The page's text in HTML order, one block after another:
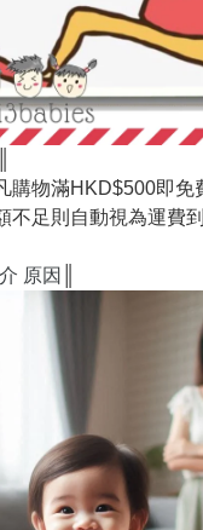
購物滿HKD$500即
不足則自動視為運費
原因